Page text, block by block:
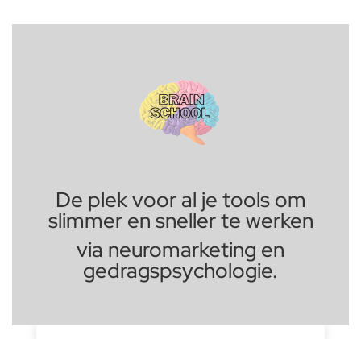
De plek voor al je tools om
slimmer en sneller te werken
via neuromarketing en
gedragspsychologie.